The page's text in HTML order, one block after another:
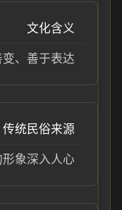
文化含义
、善于表达
传统民俗来源
象深入人心